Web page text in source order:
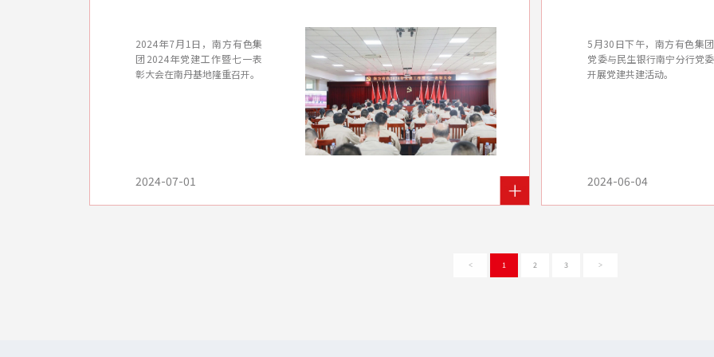
2024年7月1日，南方有色集
团2024年党建工作暨七一表
彰大会在南丹基地隆重召开。
2024-07-01
5月30日下午，南方有色集团
党委与民生银行南宁分行党委
开展党建共建活动。
2024-06-04
< 1 2 3 >